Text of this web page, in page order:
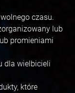
czasu.
lub
promieniami
dla wielbicieli
które